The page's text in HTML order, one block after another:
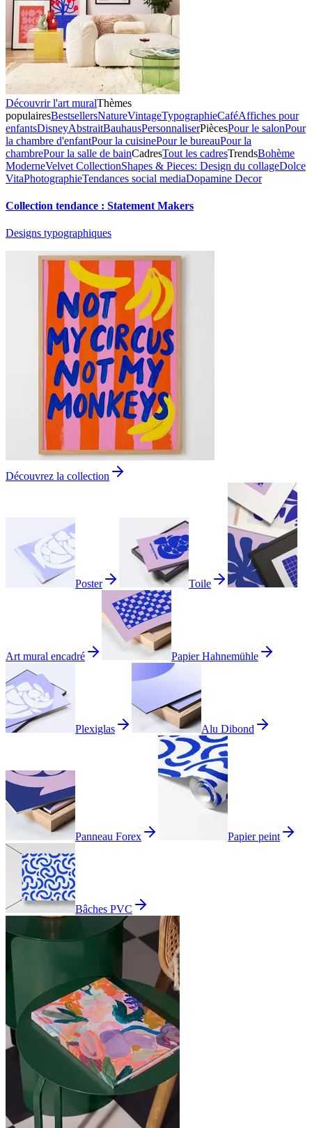
Découvrir l'art muralThèmes
populairesBestsellersNatureVintageTypographieCaféAffiches pour
enfantsDisneyAbstraitBauhausPersonnaliserPiècesPour le salonPour
la chambre d'enfantPour la cuisinePour le bureauPour la
chambrePour la salle de bainCadresTout les cadresTrendsBohème
ModerneVelvet CollectionShapes & Pieces: Design du collageDolce
VitaPhotographieTendances social mediaDopamine Decor
Collection tendance : Statement Makers
Designs typographiques
Découvrez la collection
Poster Toile
Art mural encadré Papier Hahnemühle
Plexiglas Alu Dibond
Panneau Forex Papier peint
Bâches PVC